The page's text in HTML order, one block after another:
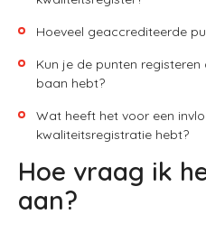
Hoeveel geaccrediteerde
Kun je de punten
baan hebt?
Wat heeft het voor een
kwaliteitsregistratie hebt?
Hoe vraag ik
aan?